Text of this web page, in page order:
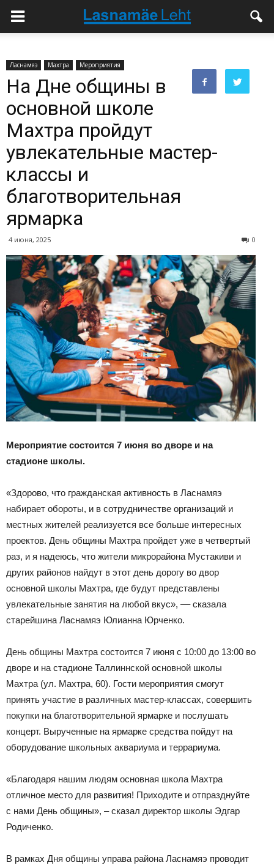
Ласнамяэ Махтра Мероприятия
На Дне общины в
основной школе
Махтра пройдут
увлекательные мастер-
классы и
благотворительная
ярмарка
4 июня, 2025 0
Мероприятие состоится 7 июня во дворе и на
стадионе школы.
«Здорово, что гражданская активность в Ласнамяэ
набирает обороты, и в сотрудничестве организаций и
местных жителей реализуется все больше интересных
проектов. День общины Махтра пройдет уже в четвертый
раз, и я надеюсь, что жители микрорайона Мустакиви и
других районов найдут в этот день дорогу во двор
основной школы Махтра, где будут представлены
увлекательные занятия на любой вкус», –– сказала
старейшина Ласнамяэ Юлианна Юрченко.
День общины Махтра состоится 7 июня с 10:00 до 13:00 во
дворе и на стадионе Таллиннской основной школы
Махтра (ул. Махтра, 60). Гости мероприятия смогут
принять участие в различных мастер-классах, совершить
покупки на благотворительной ярмарке и послушать
концерт. Вырученные на ярмарке средства пойдут на
оборудование школьных аквариума и террариума.
«Благодаря нашим людям основная школа Махтра
отличное место для развития! Приходите и отпразднуйте
с нами День общины», – сказал директор школы Эдгар
Родиченко.
В рамках Дня общины управа района Ласнамяэ проводит